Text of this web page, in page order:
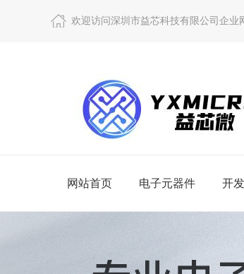
欢迎访问深圳市益芯科技有限公司企业
网站首页 电子元器件 开